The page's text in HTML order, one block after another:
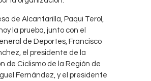
de Alcantarilla, Paqui Terol,
la prueba, junto con el
de Deportes, Francisco
el presidente de la
de Ciclismo de la Región de
Fernández, y el presidente